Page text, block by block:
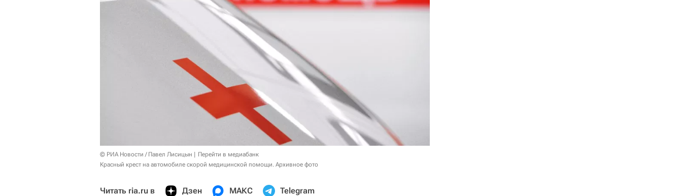
© РИА Новости / Павел Лисицын
Перейти в медиабанк
Красный крест на автомобиле скорой медицинской помощи. Архивное фото
Читать ria.ru в Дзен МАКС Telegram